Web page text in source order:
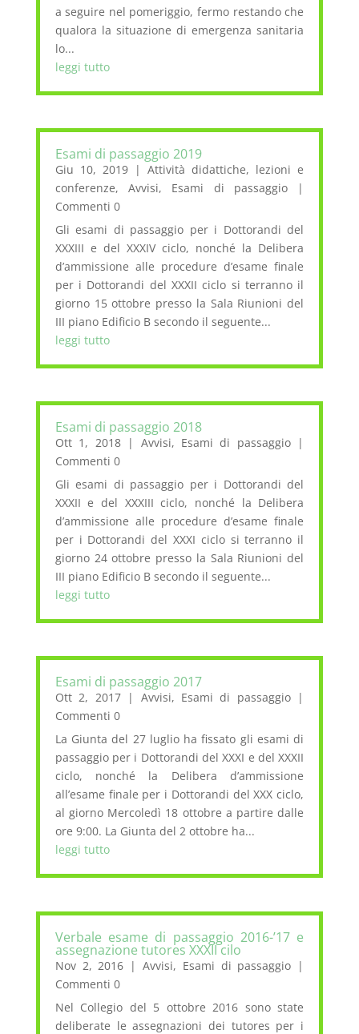
a seguire nel pomeriggio, fermo restando che
qualora la situazione di emergenza sanitaria
lo...
leggi tutto
Esami di passaggio 2019
Giu 10, 2019|Attività didattiche, lezioni e
conferenze,Avvisi, Esami di passaggio|
Commenti 0
Gli esami di passaggio per i Dottorandi del
XXXIII e del XXXIV ciclo, nonché la Delibera
d’ammissione alle procedure d’esame finale
per i Dottorandi del XXXII ciclo si terranno il
giorno 15 ottobre presso la Sala Riunioni del
III piano Edificio B secondo il seguente...
leggi tutto
Esami di passaggio 2018
Ott 1, 2018| Avvisi, Esami di passaggio|
Commenti 0
Gli esami di passaggio per i Dottorandi del
XXXII e del XXXIII ciclo, nonché la Delibera
d’ammissione alle procedure d’esame finale
per i Dottorandi del XXXI ciclo si terranno il
giorno 24 ottobre presso la Sala Riunioni del
III piano Edificio B secondo il seguente...
leggi tutto
Esami di passaggio 2017
Ott 2, 2017| Avvisi, Esami di passaggio|
Commenti 0
La Giunta del 27 luglio ha fissato gli esami di
passaggio per i Dottorandi del XXXI e del XXXII
ciclo, nonché la Delibera d’ammissione
all’esame finale per i Dottorandi del XXX ciclo,
al giorno Mercoledì 18 ottobre a partire dalle
ore 9:00. La Giunta del 2 ottobre ha...
leggi tutto
Verbale esame di passaggio 2016-’17 e
assegnazione tutores XXXII cilo
Nov 2, 2016 |Avvisi, Esami di passaggio |
Commenti 0
Nel Collegio del 5 ottobre 2016 sono state
deliberate le assegnazioni dei tutores per i